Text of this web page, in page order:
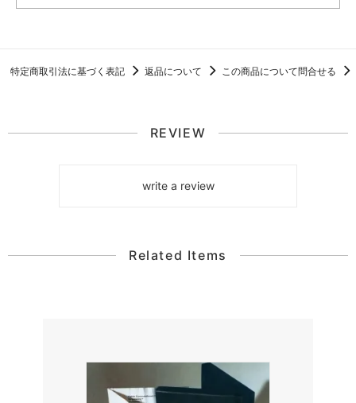
特定商取引法に基づく表記 返品について この商品について問合せる
REVIEW
write a review
Related Items